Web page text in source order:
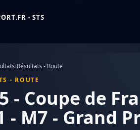
- STS
›Résultats - Route
- ROUTE
- Coupe de
- M7 - Grand